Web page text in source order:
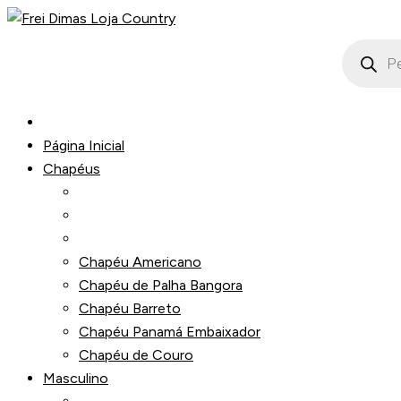
Ir
produtos
Página Inicial
Chapéus
Chapéu Americano
Chapéu de Palha Bangora
Chapéu Barreto
Chapéu Panamá Embaixador
Chapéu de Couro
Masculino